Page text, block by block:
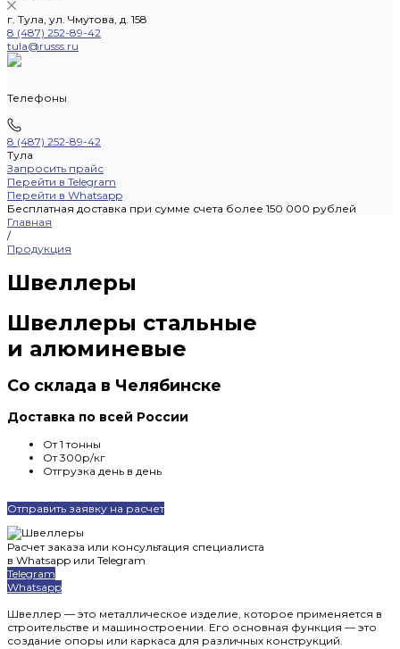
г. Тула, ул. Чмутова, д. 158
8 (487) 252-89-42
tula@russs.ru
Телефоны
8 (487) 252-89-42
Тула
Запросить прайс
Перейти в Telegram
Перейти в Whatsapp
Бесплатная доставка при сумме счета более 150 000 рублей
Главная
/
Продукция
Швеллеры
Швеллеры стальные
и алюминевые
Со склада в Челябинске
Доставка по всей России
От 1 тонны
От 300р/кг
Отгрузка день в день
Отправить заявку на расчет
Расчет заказа или консультация специалиста
в Whatsapp или Telegram
Telegram
Whatsapp
Швеллер — это металлическое изделие, которое применяется в
строительстве и машиностроении. Его основная функция — это
создание опоры или каркаса для различных конструкций.